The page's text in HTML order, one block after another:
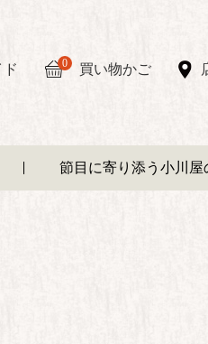
0 買い物かご
節目に寄り添う小川屋